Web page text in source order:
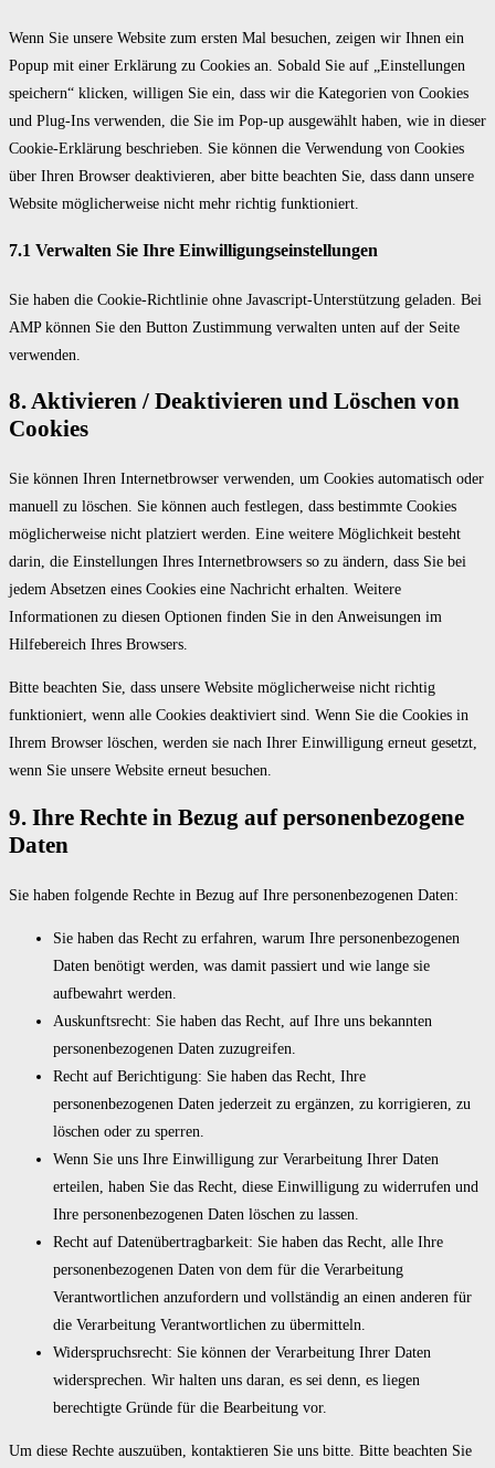
service
verschiedenes
Wenn Sie unsere Website zum ersten Mal besuchen, zeigen wir Ihnen ein
Popup mit einer Erklärung zu Cookies an. Sobald Sie auf „Einstellungen
speichern“ klicken, willigen Sie ein, dass wir die Kategorien von Cookies
und Plug-Ins verwenden, die Sie im Pop-up ausgewählt haben, wie in dieser
Cookie-Erklärung beschrieben. Sie können die Verwendung von Cookies
über Ihren Browser deaktivieren, aber bitte beachten Sie, dass dann unsere
Website möglicherweise nicht mehr richtig funktioniert.
7.1 Verwalten Sie Ihre Einwilligungseinstellungen
Sie haben die Cookie-Richtlinie ohne Javascript-Unterstützung geladen. Bei
AMP können Sie den Button Zustimmung verwalten unten auf der Seite
verwenden.
8. Aktivieren / Deaktivieren und Löschen von
Cookies
Sie können Ihren Internetbrowser verwenden, um Cookies automatisch oder
manuell zu löschen. Sie können auch festlegen, dass bestimmte Cookies
möglicherweise nicht platziert werden. Eine weitere Möglichkeit besteht
darin, die Einstellungen Ihres Internetbrowsers so zu ändern, dass Sie bei
jedem Absetzen eines Cookies eine Nachricht erhalten. Weitere
Informationen zu diesen Optionen finden Sie in den Anweisungen im
Hilfebereich Ihres Browsers.
Bitte beachten Sie, dass unsere Website möglicherweise nicht richtig
funktioniert, wenn alle Cookies deaktiviert sind. Wenn Sie die Cookies in
Ihrem Browser löschen, werden sie nach Ihrer Einwilligung erneut gesetzt,
wenn Sie unsere Website erneut besuchen.
9. Ihre Rechte in Bezug auf personenbezogene
Daten
Sie haben folgende Rechte in Bezug auf Ihre personenbezogenen Daten:
Sie haben das Recht zu erfahren, warum Ihre personenbezogenen
Daten benötigt werden, was damit passiert und wie lange sie
aufbewahrt werden.
Auskunftsrecht: Sie haben das Recht, auf Ihre uns bekannten
personenbezogenen Daten zuzugreifen.
Recht auf Berichtigung: Sie haben das Recht, Ihre
personenbezogenen Daten jederzeit zu ergänzen, zu korrigieren, zu
löschen oder zu sperren.
Wenn Sie uns Ihre Einwilligung zur Verarbeitung Ihrer Daten
erteilen, haben Sie das Recht, diese Einwilligung zu widerrufen und
Ihre personenbezogenen Daten löschen zu lassen.
Recht auf Datenübertragbarkeit: Sie haben das Recht, alle Ihre
personenbezogenen Daten von dem für die Verarbeitung
Verantwortlichen anzufordern und vollständig an einen anderen für
die Verarbeitung Verantwortlichen zu übermitteln.
Widerspruchsrecht: Sie können der Verarbeitung Ihrer Daten
widersprechen. Wir halten uns daran, es sei denn, es liegen
berechtigte Gründe für die Bearbeitung vor.
Um diese Rechte auszuüben, kontaktieren Sie uns bitte. Bitte beachten Sie